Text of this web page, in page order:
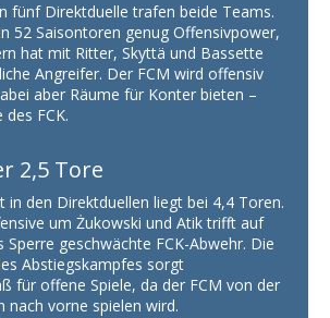
fünf Direktduelle trafen beide Teams.
52 Saisontoren genug Offensivpower,
hat mit Ritter, Skyttä und Bassette
Angreifer. Der FCM wird offensiv
aber Räume für Konter bieten –
des FCK.
2,5 Tore
in den Direktduellen liegt bei 4,4 Toren.
um Żukowski und Atik trifft auf
Sperre geschwächte FCK-Abwehr. Die
Abstiegskampfes sorgt
für offene Spiele, da der FCM von der
nach vorne spielen wird.